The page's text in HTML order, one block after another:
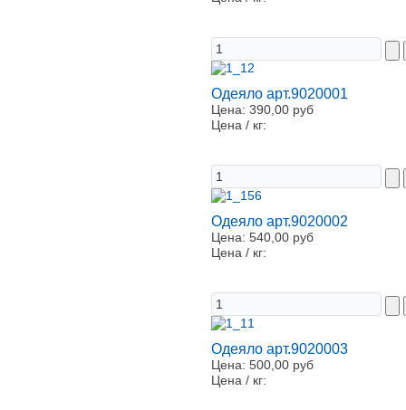
Одеяло арт.9020001
Цена: 390,00 руб
Цена / кг:
Одеяло арт.9020002
Цена: 540,00 руб
Цена / кг:
Одеяло арт.9020003
Цена: 500,00 руб
Цена / кг: